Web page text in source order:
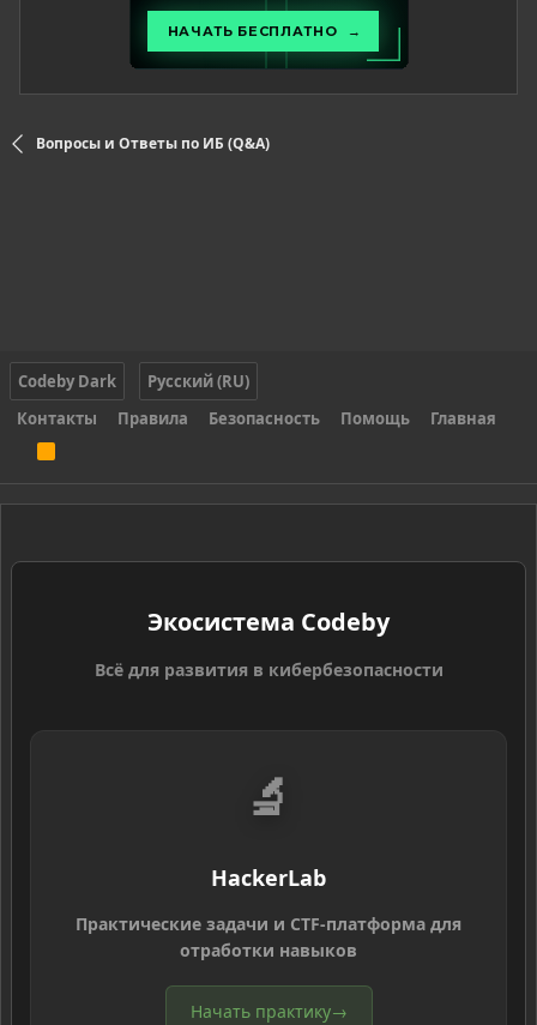
Вопросы и Ответы по ИБ (Q&A)
Codeby Dark
Русский (RU)
Контакты
Правила Безопасность Помощь Главная
S
Экосистема Codeby
Всё для развития в кибербезопасности
🔬
HackerLab
Практические задачи и CTF-платформа для
отработки навыков
Начать практику→